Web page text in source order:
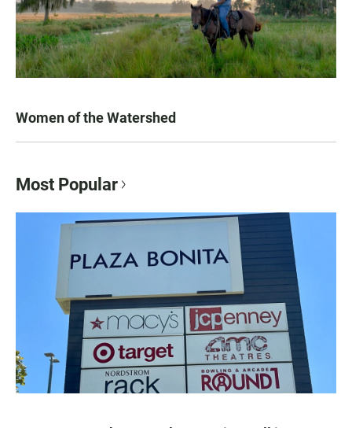
Women of the Watershed
Most Popular